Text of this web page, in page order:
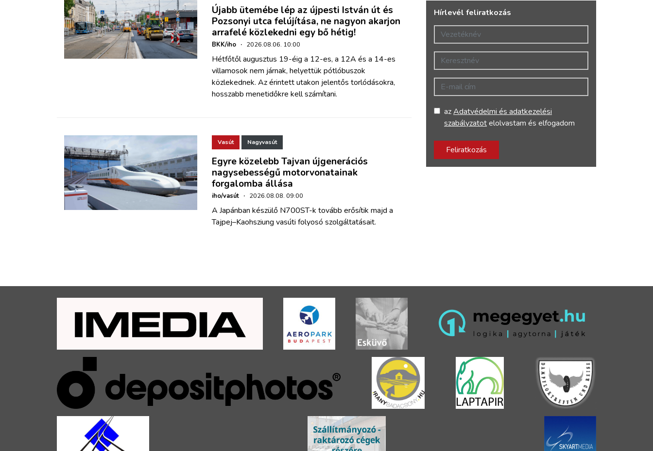
Újabb ütemébe lép az újpesti István út és
Pozsonyi utca felújítása, ne nagyon akarjon
arrafelé közlekedni egy bő hétig!
BKK/iho · 2026.08.06. 10:00
Hétfőtől augusztus 19-éig a 12-es, a 12A és a 14-es
villamosok nem járnak, helyettük pótlóbuszok
közlekednek. Az érintett utakon jelentős torlódásokra,
hosszabb menetidőkre kell számítani.
Vasút Nagyvasút
Egyre közelebb Tajvan újgenerációs
nagysebességű motorvonatainak
forgalomba állása
iho/vasút · 2026.08.08. 09:00
A Japánban készülő N700ST-k tovább erősítik majd a
Tajpej–Kaohsziung vasúti folyosó szolgáltatásait.
Hírlevél feliratkozás
Vezetéknév
Keresztnév
E-mail cím
azAdatvédelmi és adatkezelési
szabályzatotelolvastam és elfogadom
Feliratkozás